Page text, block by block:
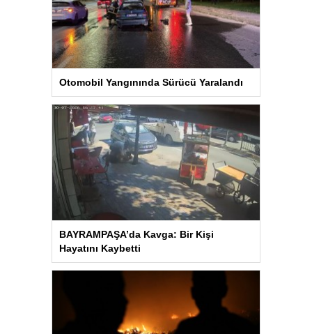
Otomobil Yangınında Sürücü Yaralandı
BAYRAMPAŞA’da Kavga: Bir Kişi
Hayatını Kaybetti